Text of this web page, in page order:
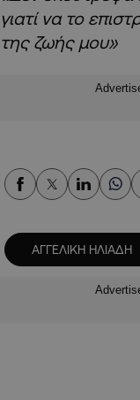
γιατί να το
της ζωής μου»
ΑΓΓΕΛΙΚΗ ΗΛΙΑΔΗ